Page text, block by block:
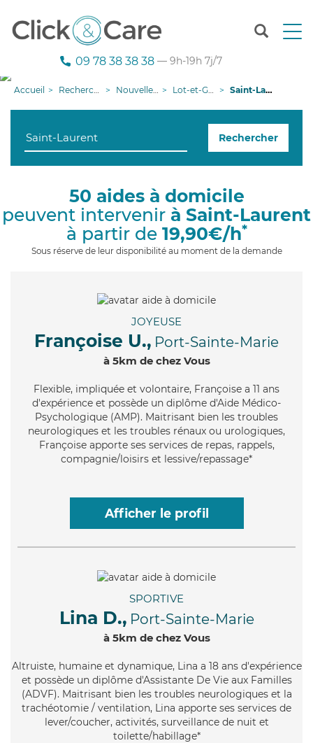
T
n
g
i
09 78 38 38 38 — 9h-19h 7j/7
Accueil Recherche aide à domicile Nouvelle-Aquitaine Lot-et-Garonne Saint-Laurent
Rechercher
50 aides à domicile
peuvent intervenir à Saint-Laurent
à partir de 19,90€/h*
Sous réserve de leur disponibilité au moment de la demande
JOYEUSE
Françoise U., Port-Sainte-Marie
à 5km de chez Vous
Flexible, impliquée et volontaire, Françoise a 11 ans
d'expérience et possède un diplôme d'Aide Médico-
Psychologique (AMP). Maitrisant bien les troubles
neurologiques et les troubles rénaux ou urologiques,
Françoise apporte ses services de repas, rappels,
compagnie/loisirs et lessive/repassage*
Afficher le profil
SPORTIVE
Lina D., Port-Sainte-Marie
à 5km de chez Vous
Altruiste, humaine et dynamique, Lina a 18 ans d'expérience
et possède un diplôme d'Assistante De Vie aux Familles
(ADVF). Maitrisant bien les troubles neurologiques et la
trachéotomie / ventilation, Lina apporte ses services de
lever/coucher, activités, surveillance de nuit et
toilette/habillage*